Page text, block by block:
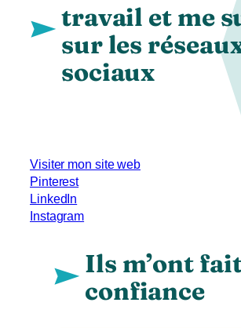
travail et me
sur les
sociaux
Visiter mon site web
Pinterest
LinkedIn
Instagram
Ils m’ont
confiance